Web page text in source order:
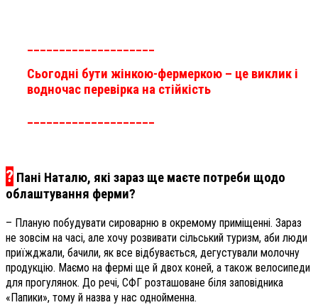
____________________
Сьогодні бути жінкою-фермеркою – це виклик і
водночас перевірка на стійкість
____________________
? Пані Наталю, які зараз ще маєте потреби щодо
облаштування ферми?
– Планую побудувати сироварню в окремому приміщенні. Зараз
не зовсім на часі, але хочу розвивати сільський туризм, аби люди
приїжджали, бачили, як все відбувається, дегустували молочну
продукцію. Маємо на фермі ще й двох коней, а також велосипеди
для прогулянок. До речі, СФГ розташоване біля заповідника
«Папики», тому й назва у нас однойменна.